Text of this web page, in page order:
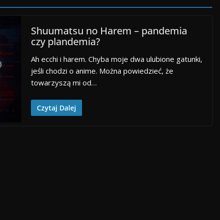
Shuumatsu no Harem – pandemia
czy plandemia?
Ah ecchi i harem. Chyba moje dwa ulubione gatunki,
jeśli chodzi o anime. Można powiedzieć, że
towarzyszą mi od…
Czytaj Dalej